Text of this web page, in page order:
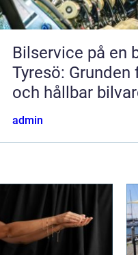
Bilservice på en
Tyresö: Grunden
och hållbar
admin